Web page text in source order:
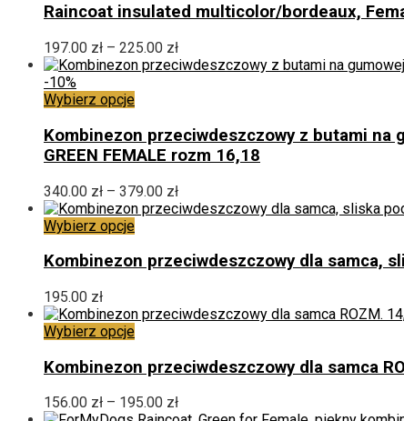
ma
wariantów.
Opcje
wybrać
na
stronie
produktu
Raincoat insulated multicolor/bordeaux,
197.00 zł – 225.00 złZakres
cen:
225.00 zł
-10%
Wybierz opcjeTen
ma
wiele
wariantów.
Opcje
można
wybrać
na
stronie
produktu
Kombinezon przeciwdeszczowy z butami na
GREEN FEMALE rozm 16,18
340.00 zł – 379.00 złZakres
cen:
do
Wybierz opcjeTen
ma
Opcje
można
wybrać
na
stronie
produktu
Kombinezon przeciwdeszczowy dla samca,
195.00 zł
Wybierz opcjeTen
ma
wiele
wariantów.
Opcje
Kombinezon przeciwdeszczowy dla samca
156.00 zł – 195.00 złZakres